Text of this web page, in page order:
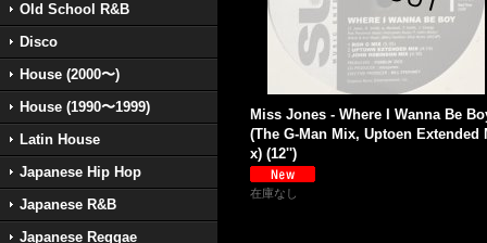
Old School R&B
Disco
House (2000〜)
House (1990〜1999)
Latin House
Japanese Hip Hop
Japanese R&B
Japanese Reggae
Miss Jones - Where I Wanna Be
(The G-Man Mix, Uptoen Extended
x) (12'')
在庫なし